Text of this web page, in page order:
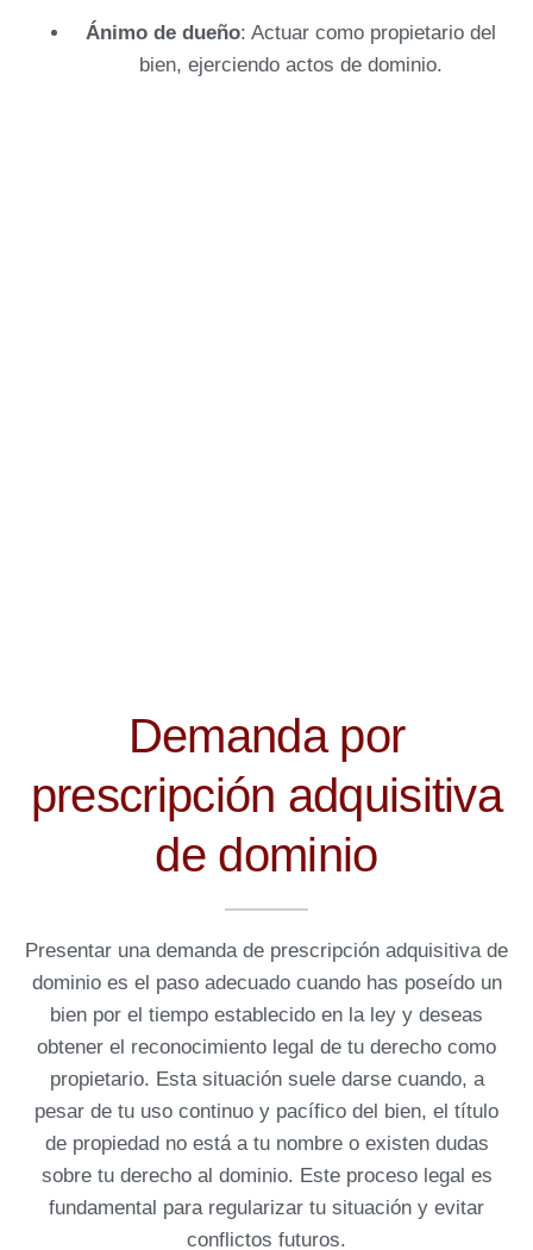
Ánimo de dueño: Actuar como propietario del
bien, ejerciendo actos de dominio.
Demanda por
prescripción adquisitiva
de dominio
Presentar una demanda de prescripción adquisitiva de
dominio es el paso adecuado cuando has poseído un
bien por el tiempo establecido en la ley y deseas
obtener el reconocimiento legal de tu derecho como
propietario. Esta situación suele darse cuando, a
pesar de tu uso continuo y pacífico del bien, el título
de propiedad no está a tu nombre o existen dudas
sobre tu derecho al dominio. Este proceso legal es
fundamental para regularizar tu situación y evitar
conflictos futuros.